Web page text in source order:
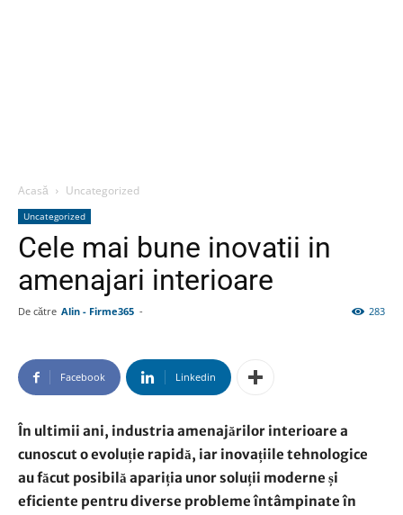
Acasă Uncategorized
Uncategorized
Cele mai bune inovatii in
amenajari interioare
De către Alin - Firme365 - 283
Facebook Linkedin
În ultimii ani, industria amenajărilor interioare a
cunoscut o evoluție rapidă, iar inovațiile tehnologice
au făcut posibilă apariția unor soluții moderne și
eficiente pentru diverse probleme întâmpinate în